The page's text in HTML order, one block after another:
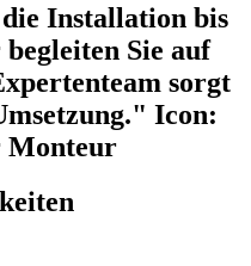
Installation bis
Sie auf
sorgt
Icon:
Monteur